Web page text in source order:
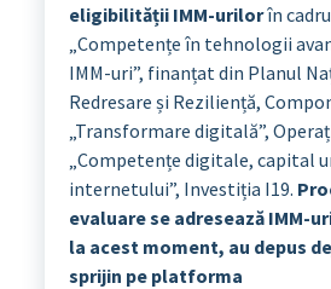
eligibilității IMM-urilorîn
„Competențe în tehnologii
IMM-uri”, finanțat din Planul
Redresare și Reziliență,
„Transformare digitală”,
„Competențe digitale, capital
internetului”, Investiția I19.
evaluare se adresează IMM-
la acest moment, au depus
sprijin pe platforma